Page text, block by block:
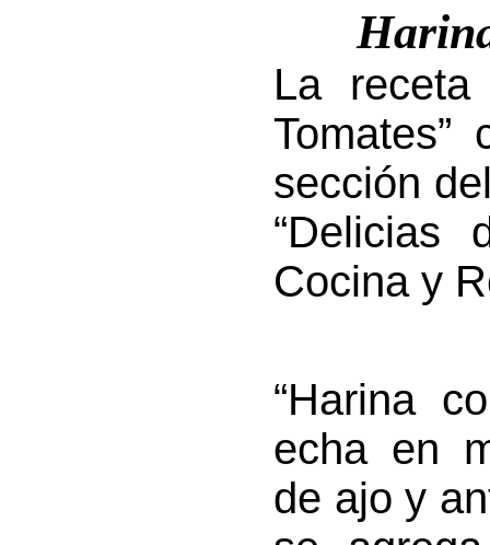
La
sección
Cocina y
“Harina
echa en
de ajo y